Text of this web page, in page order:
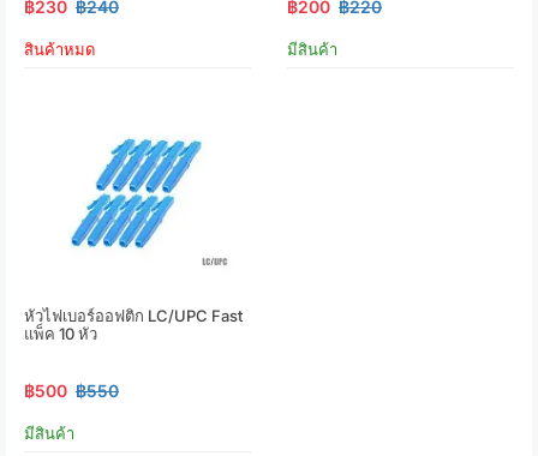
฿230 ฿240
สินค้าหมด
฿200 ฿220
มีสินค้า
หัวไฟเบอร์ออฟติก LC/UPC Fast
แพ็ค 10 หัว
฿500 ฿550
มีสินค้า